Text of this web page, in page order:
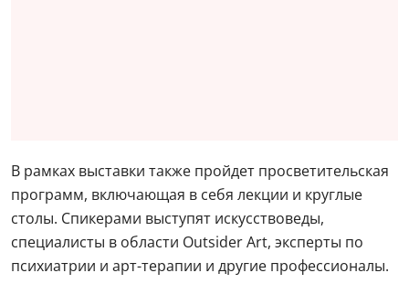
В рамках выставки также пройдет просветительская
программ, включающая в себя лекции и круглые
столы. Спикерами выступят искусствоведы,
специалисты в области Outsider Art, эксперты по
психиатрии и арт-терапии и другие профессионалы.